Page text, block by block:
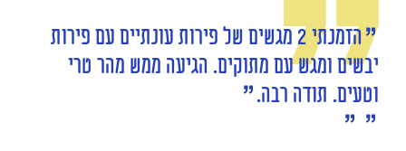
הזמנתי 2 מגשים של פירות עונתיים עם פירות
יבשים ומגש עם מתוקים. הגיעה ממש מהר טרי
וטעים. תודה רבה.